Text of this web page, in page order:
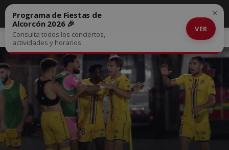
Inicio Deportes
Programa de Fiestas de
Alcorcón 2026 🎉
Consulta todos los conciertos,
actividades y horarios
VER
×